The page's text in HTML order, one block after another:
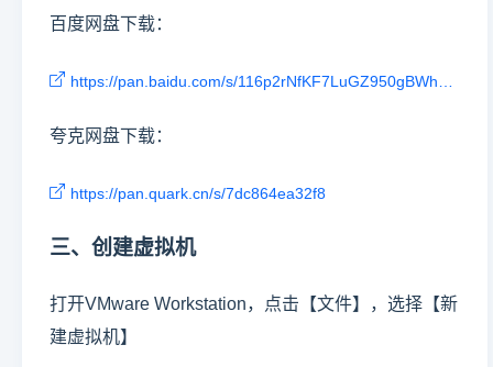
百度网盘下载：
https://pan.baidu.com/s/116p2rNfKF7LuGZ950gBWhQ?pwd=pbdm
夸克网盘下载：
https://pan.quark.cn/s/7dc864ea32f8
三、创建虚拟机
打开VMware Workstation，点击【文件】，选择【新
建虚拟机】